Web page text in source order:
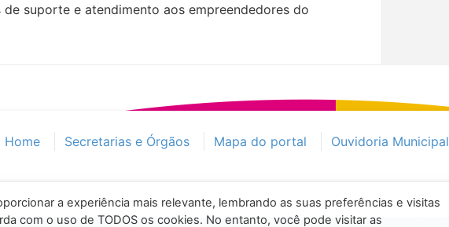
suporte e atendimento aos empreendedores do
Home Secretarias e Órgãos Mapa do portal Ouvidoria Municipal
a experiência mais relevante, lembrando as suas preferências e visitas
com o uso de TODOS os cookies. No entanto, você pode visitar as